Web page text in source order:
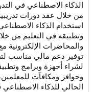
الذكاء الاصطناعي في
من خلال عقد دورات تدريبية
استخدام الذكاء
وتطبيقه في التعليم من
والمحاضرات الإلكترونية
توفير دعم مالي مناسب
لشراء أجهزة وبرامج
وحوافز ومكافآت
الحالي للذكاء الاصطناعي